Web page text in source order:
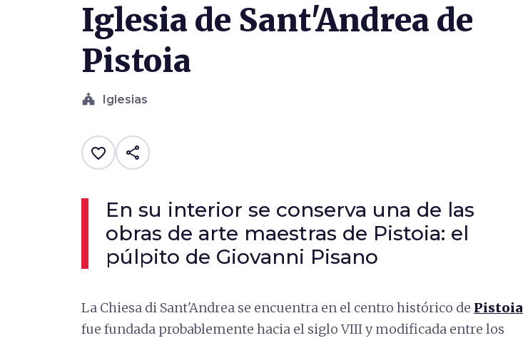
Iglesia de Sant'Andrea de
Pistoia
church Iglesias
favorite_border share
En su interior se conserva una de las
obras de arte maestras de Pistoia: el
púlpito de Giovanni Pisano
La Chiesa di Sant'Andrea se encuentra en el centro histórico de Pistoia
fue fundada probablemente hacia el siglo VIII y modificada entre los